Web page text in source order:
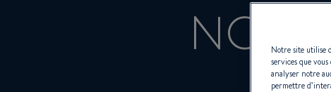
Notre site utilise
services que
analyser notre
permettre